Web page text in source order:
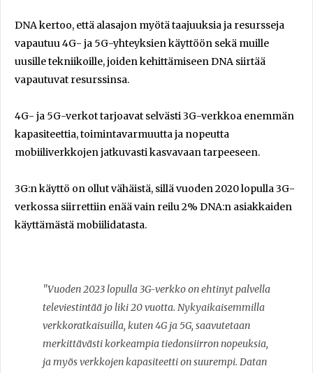
DNA kertoo, että alasajon myötä taajuuksia ja resursseja
vapautuu 4G- ja 5G-yhteyksien käyttöön sekä muille
uusille tekniikoille, joiden kehittämiseen DNA siirtää
vapautuvat resurssinsa.
4G- ja 5G-verkot tarjoavat selvästi 3G-verkkoa enemmän
kapasiteettia, toimintavarmuutta ja nopeutta
mobiiliverkkojen jatkuvasti kasvavaan tarpeeseen.
3G:n käyttö on ollut vähäistä, sillä vuoden 2020 lopulla 3G-
verkossa siirrettiin enää vain reilu 2% DNA:n asiakkaiden
käyttämästä mobiilidatasta.
"Vuoden 2023 lopulla 3G-verkko on ehtinyt palvella
televiestintää jo liki 20 vuotta. Nykyaikaisemmilla
verkkoratkaisuilla, kuten 4G ja 5G, saavutetaan
merkittävästi korkeampia tiedonsiirron nopeuksia,
ja myös verkkojen kapasiteetti on suurempi. Datan